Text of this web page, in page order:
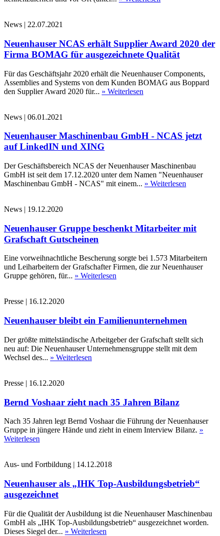
News | 22.07.2021
Neuenhauser NCAS erhält Supplier Award 2020 der
Firma BOMAG für ausgezeichnete Qualität
Für das Geschäftsjahr 2020 erhält die Neuenhauser Components,
Assemblies and Systems von dem Kunden BOMAG aus Boppard
den Supplier Award 2020 für... » Weiterlesen
News | 06.01.2021
Neuenhauser Maschinenbau GmbH - NCAS jetzt
auf LinkedIN und XING
Der Geschäftsbereich NCAS der Neuenhauser Maschinenbau
GmbH ist seit dem 17.12.2020 unter dem Namen "Neuenhauser
Maschinenbau GmbH - NCAS" mit einem... » Weiterlesen
News | 19.12.2020
Neuenhauser Gruppe beschenkt Mitarbeiter mit
Grafschaft Gutscheinen
Eine vorweihnachtliche Bescherung sorgte bei 1.573 Mitarbeitern
und Leiharbeitern der Grafschafter Firmen, die zur Neuenhauser
Gruppe gehören, für... » Weiterlesen
Presse | 16.12.2020
Neuenhauser bleibt ein Familienunternehmen
Der größte mittelständische Arbeitgeber der Grafschaft stellt sich
neu auf: Die Neuenhauser Unternehmensgruppe stellt mit dem
Wechsel des... » Weiterlesen
Presse | 16.12.2020
Bernd Voshaar zieht nach 35 Jahren Bilanz
Nach 35 Jahren legt Bernd Voshaar die Führung der Neuenhauser
Gruppe in jüngere Hände und zieht in einem Interview Bilanz. »
Weiterlesen
Aus- und Fortbildung | 14.12.2018
Neuenhauser als „IHK Top-Ausbildungsbetrieb“
ausgezeichnet
Für die Qualität der Ausbildung ist die Neuenhauser Maschinenbau
GmbH als „IHK Top-Ausbildungsbetrieb“ ausgezeichnet worden.
Dieses Siegel der... » Weiterlesen